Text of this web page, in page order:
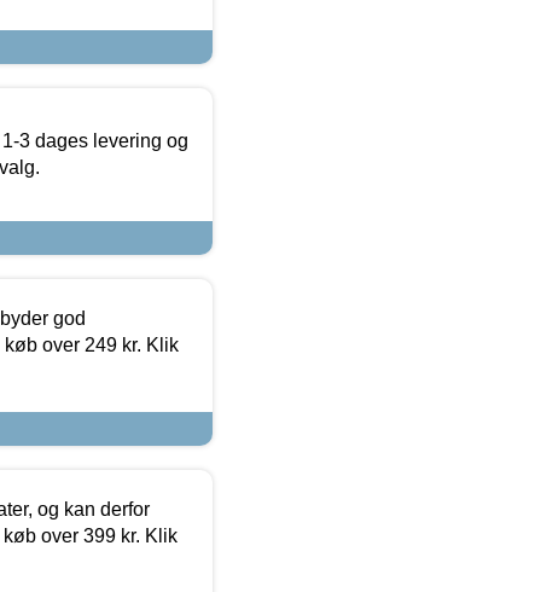
3 dages levering og
god
over 249 kr. Klik
og kan derfor
over 399 kr. Klik